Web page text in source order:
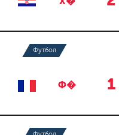
Футбол
Ф� 1